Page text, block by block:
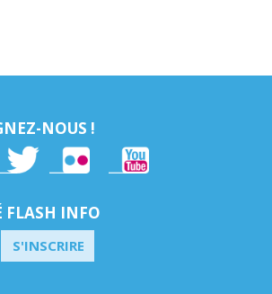
NOUS !
FLASH INFO
S'INSCRIRE